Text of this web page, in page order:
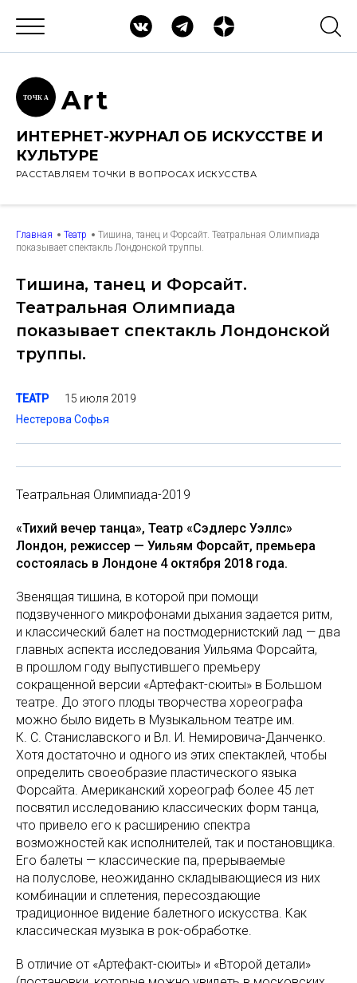
ТОЧК А Art
ИНТЕРНЕТ-ЖУРНАЛ ОБ ИСКУССТВЕ И
КУЛЬТУРЕ
РАССТАВЛЯЕМ ТОЧКИ В ВОПРОСАХ ИСКУССТВА
Главная Театр
Тишина, танец и Форсайт. Театральная Олимпиада
показывает спектакль Лондонской труппы.
Тишина, танец и Форсайт.
Театральная Олимпиада
показывает спектакль Лондонской
труппы.
ТЕАТР
15 июля 2019
Нестерова Софья
Театральная Олимпиада-2019
«Тихий вечер танца», Театр «Сэдлерс Уэллс»
Лондон, режиссер — Уильям Форсайт, премьера
состоялась в Лондоне 4 октября 2018 года.
Звенящая тишина, в которой при помощи
подзвученного микрофонами дыхания задается ритм,
и классический балет на постмодернистский лад — два
главных аспекта исследования Уильяма Форсайта,
в прошлом году выпустившего премьеру
сокращенной версии «Артефакт-сюиты» в Большом
театре. До этого плоды творчества хореографа
можно было видеть в Музыкальном театре им.
К. С. Станиславского и Вл. И. Немировича-Данченко.
Хотя достаточно и одного из этих спектаклей, чтобы
определить своеобразие пластического языка
Форсайта. Американский хореограф более 45 лет
посвятил исследованию классических форм танца,
что привело его к расширению спектра
возможностей как исполнителей, так и постановщика.
Его балеты — классические па, прерываемые
на полуслове, неожиданно складывающиеся из них
комбинации и сплетения, пересоздающие
традиционное видение балетного искусства. Как
классическая музыка в рок-обработке.
В отличие от «Артефакт-сюиты» и «Второй детали»